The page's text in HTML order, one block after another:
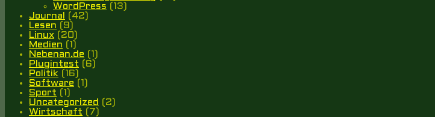
WordPress (13)
Journal
(42)
Lesen (9)
Linux (20)
Medien (1)
Nebenan.de (1)
Plugintest (6)
Politik (16)
Software (1)
Sport (1)
Uncategorized (2)
Wirtschaft (7)